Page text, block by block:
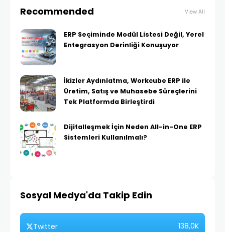
Recommended View All
ERP Seçiminde Modül Listesi Değil, Yerel
Entegrasyon Derinliği Konuşuyor
İkizler Aydınlatma, Workcube ERP ile
Üretim, Satış ve Muhasebe Süreçlerini
Tek Platformda Birleştirdi
Dijitalleşmek İçin Neden All-in-One ERP
Sistemleri Kullanılmalı?
Sosyal Medya'da Takip Edin
Twitter 138,0K